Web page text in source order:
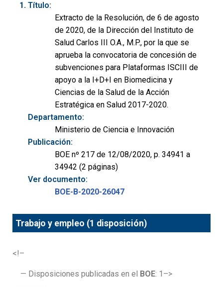
Título:
Extracto de la Resolución, de 6 de agosto
de 2020, de la Dirección del Instituto de
Salud Carlos III O.A., M.P., por la que se
aprueba la convocatoria de concesión de
subvenciones para Plataformas ISCIII de
apoyo a la I+D+I en Biomedicina y
Ciencias de la Salud de la Acción
Estratégica en Salud 2017-2020.
Departamento:
Ministerio de Ciencia e Innovación
Publicación:
BOE nº 217 de 12/08/2020, p. 34941 a
34942 (2 páginas)
Ver documento:
BOE-B-2020-26047
Trabajo y empleo (1 disposición)
<!–
— Disposiciones publicadas en el BOE: 1–>